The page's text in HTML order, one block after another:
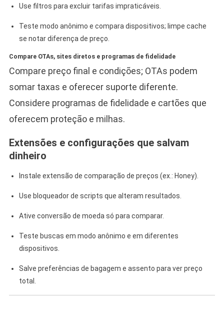
Use filtros para excluir tarifas impraticáveis.
Teste modo anônimo e compara dispositivos; limpe cache
se notar diferença de preço.
Compare OTAs, sites diretos e programas de fidelidade
Compare preço final e condições; OTAs podem
somar taxas e oferecer suporte diferente.
Considere programas de fidelidade e cartões que
oferecem proteção e milhas.
Extensões e configurações que salvam
dinheiro
Instale extensão de comparação de preços (ex.: Honey).
Use bloqueador de scripts que alteram resultados.
Ative conversão de moeda só para comparar.
Teste buscas em modo anônimo e em diferentes
dispositivos.
Salve preferências de bagagem e assento para ver preço
total.